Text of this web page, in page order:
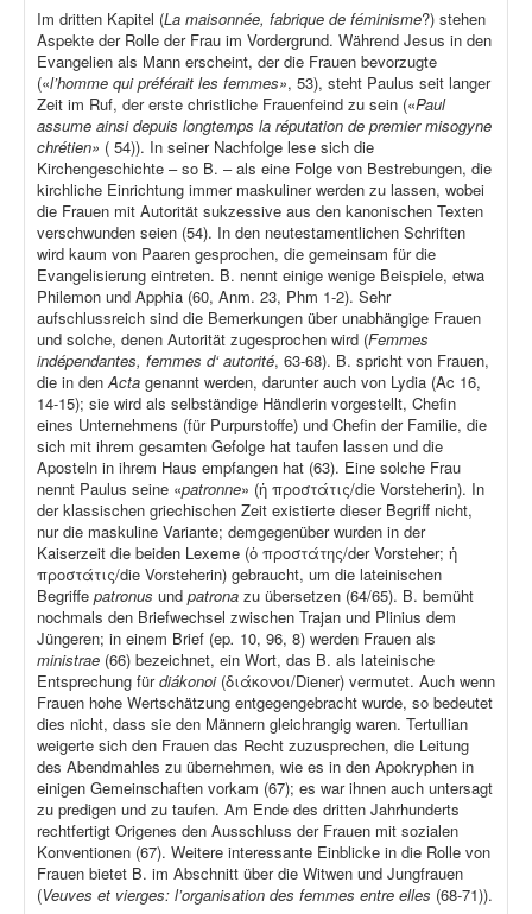
Im dritten Kapitel (La maisonnée, fabrique de féminisme?) stehen
Aspekte der Rolle der Frau im Vordergrund. Während Jesus in den
Evangelien als Mann erscheint, der die Frauen bevorzugte
(«l’homme qui préférait les femmes», 53), steht Paulus seit langer
Zeit im Ruf, der erste christliche Frauenfeind zu sein («Paul
assume ainsi depuis longtemps la réputation de premier misogyne
chrétien» ( 54)). In seiner Nachfolge lese sich die
Kirchengeschichte – so B. – als eine Folge von Bestrebungen, die
kirchliche Einrichtung immer maskuliner werden zu lassen, wobei
die Frauen mit Autorität sukzessive aus den kanonischen Texten
verschwunden seien (54). In den neutestamentlichen Schriften
wird kaum von Paaren gesprochen, die gemeinsam für die
Evangelisierung eintreten. B. nennt einige wenige Beispiele, etwa
Philemon und Apphia (60, Anm. 23, Phm 1-2). Sehr
aufschlussreich sind die Bemerkungen über unabhängige Frauen
und solche, denen Autorität zugesprochen wird (Femmes
indépendantes, femmes d‘ autorité, 63-68). B. spricht von Frauen,
die in denActa genannt werden, darunter auch von Lydia (Ac 16,
14-15); sie wird als selbständige Händlerin vorgestellt, Chefin
eines Unternehmens (für Purpurstoffe) und Chefin der Familie, die
sich mit ihrem gesamten Gefolge hat taufen lassen und die
Aposteln in ihrem Haus empfangen hat (63). Eine solche Frau
nennt Paulus seine «patronne» (ἡ προστάτις/die Vorsteherin). In
der klassischen griechischen Zeit existierte dieser Begriff nicht,
nur die maskuline Variante; demgegenüber wurden in der
Kaiserzeit die beiden Lexeme (ὁ προστάτης/der Vorsteher; ἡ
προστάτις/die Vorsteherin) gebraucht, um die lateinischen
Begriffe patronus und patrona zu übersetzen (64/65). B. bemüht
nochmals den Briefwechsel zwischen Trajan und Plinius dem
Jüngeren; in einem Brief (ep. 10, 96, 8) werden Frauen als
ministrae (66) bezeichnet, ein Wort, das B. als lateinische
Entsprechung fürdiákonoi (διάκονοι/Diener) vermutet. Auch wenn
Frauen hohe Wertschätzung entgegengebracht wurde, so bedeutet
dies nicht, dass sie den Männern gleichrangig waren. Tertullian
weigerte sich den Frauen das Recht zuzusprechen, die Leitung
des Abendmahles zu übernehmen, wie es in den Apokryphen in
einigen Gemeinschaften vorkam (67); es war ihnen auch untersagt
zu predigen und zu taufen. Am Ende des dritten Jahrhunderts
rechtfertigt Origenes den Ausschluss der Frauen mit sozialen
Konventionen (67). Weitere interessante Einblicke in die Rolle von
Frauen bietet B. im Abschnitt über die Witwen und Jungfrauen
(Veuves et vierges: l’organisation des femmes entre elles (68-71)).